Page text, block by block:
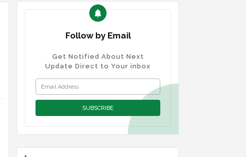
Follow by Email
Get Notified About Next
Update Direct to Your inbox